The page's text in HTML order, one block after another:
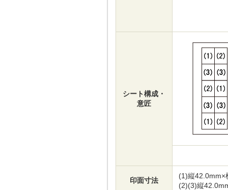
シート構成・
意匠
印面寸法
(1)縦42.0mm×
(2)(3)縦